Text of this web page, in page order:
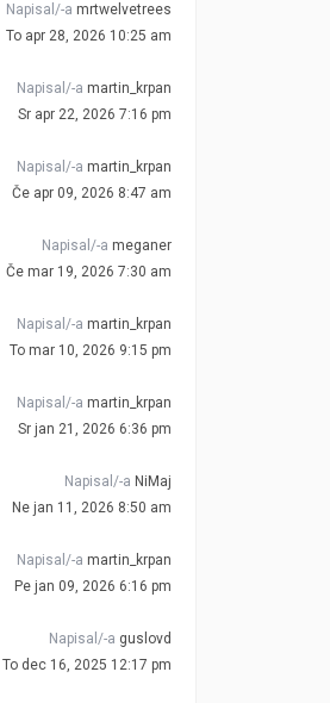
Napisal/-a mrtwelvetrees
To apr 28, 2026 10:25 am
Napisal/-a martin_krpan
Sr apr 22, 2026 7:16 pm
Napisal/-a martin_krpan
Če apr 09, 2026 8:47 am
Napisal/-a meganer
Če mar 19, 2026 7:30 am
Napisal/-a martin_krpan
To mar 10, 2026 9:15 pm
Napisal/-a martin_krpan
Sr jan 21, 2026 6:36 pm
Napisal/-a NiMaj
Ne jan 11, 2026 8:50 am
Napisal/-a martin_krpan
Pe jan 09, 2026 6:16 pm
Napisal/-a guslovd
To dec 16, 2025 12:17 pm